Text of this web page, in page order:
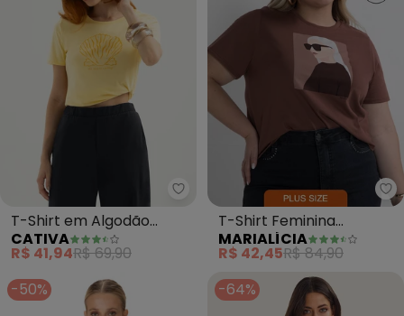
Cativa
T-Shirt em Algodão
(Amarelo Claro)
CATIVA
R$ 41,94R$ 69,90
T-Shirt Feminina
Mulheres (Marrom)
MARIALÍCIA
R$ 42,45R$ 84,90
-50%
-64%